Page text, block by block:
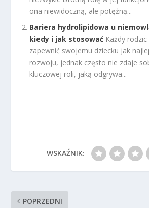
ona niewidoczną, ale potężną...
Bariera hydrolipidowa u
kiedy i jak stosować Każdy
zapewnić swojemu dziecku jak
rozwoju, jednak często nie zdaje
kluczowej roli, jaką odgrywa...
WSKAŹNIK:
POPRZEDNI